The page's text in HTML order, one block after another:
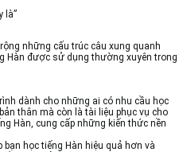
là”
những cấu trúc câu xung quanh
Hàn được sử dụng thường xuyên trong
dành cho những ai có nhu cầu học
thân mà còn là tài liệu phục vụ cho
Hàn, cung cấp những kiến thức nền
học tiếng Hàn hiệu quả hơn và